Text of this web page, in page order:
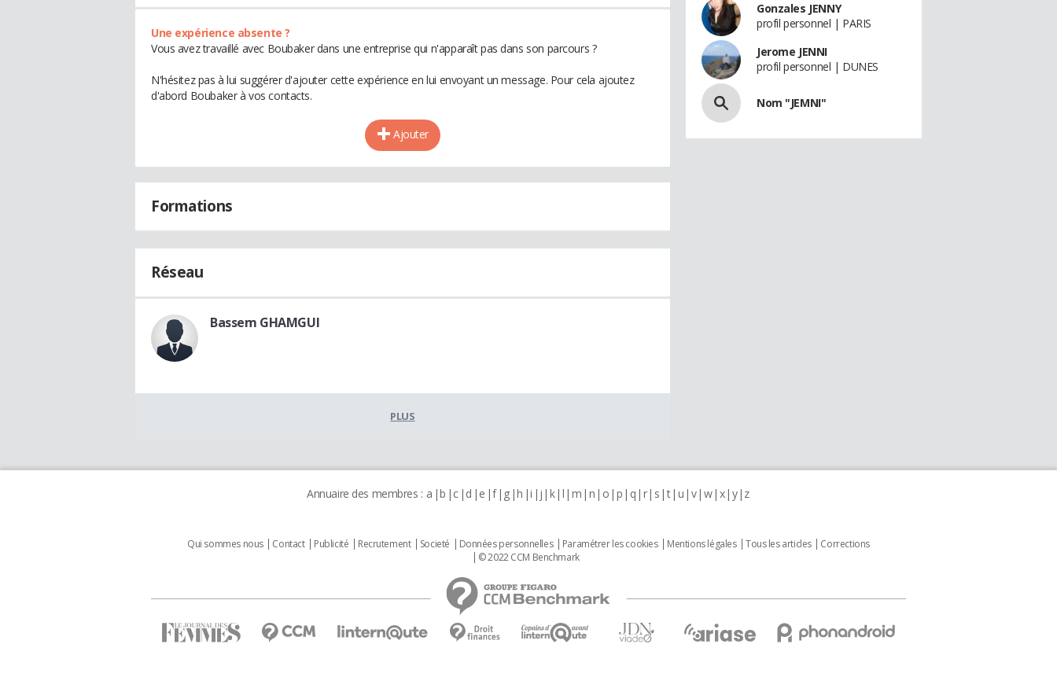
Une expérience absente ?
Vous avez travaillé avec Boubaker dans une entreprise qui n'apparaît pas dans son parcours ?
N'hésitez pas à lui suggérer d'ajouter cette expérience en lui envoyant un message. Pour cela ajoutez
d'abord Boubaker à vos contacts.
Ajouter
Formations
Réseau
Bassem GHAMGUI
PLUS
Gonzales JENNY
profil personnel | PARIS
Jerome JENNI
profil personnel | DUNES
Nom "JEMNI"
Annuaire des membres : a b c d e f g h i j k l m n o p q r s t u v w x y z
Qui sommes nous Contact Publicité Recrutement Societé Données personnelles Paramétrer les cookies Mentions légales Tous les articles
Corrections
© 2022 CCM Benchmark